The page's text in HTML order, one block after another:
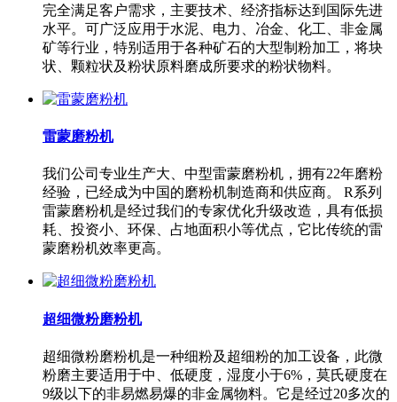
完全满足客户需求，主要技术、经济指标达到国际先进
水平。可广泛应用于水泥、电力、冶金、化工、非金属
矿等行业，特别适用于各种矿石的大型制粉加工，将块
状、颗粒状及粉状原料磨成所要求的粉状物料。
雷蒙磨粉机
我们公司专业生产大、中型雷蒙磨粉机，拥有22年磨粉
经验，已经成为中国的磨粉机制造商和供应商。 R系列
雷蒙磨粉机是经过我们的专家优化升级改造，具有低损
耗、投资小、环保、占地面积小等优点，它比传统的雷
蒙磨粉机效率更高。
超细微粉磨粉机
超细微粉磨粉机是一种细粉及超细粉的加工设备，此微
粉磨主要适用于中、低硬度，湿度小于6%，莫氏硬度在
9级以下的非易燃易爆的非金属物料。它是经过20多次的